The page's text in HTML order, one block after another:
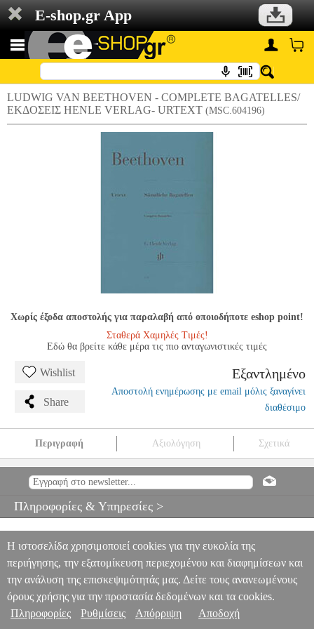
E-shop.gr App
LUDWIG VAN BEETHOVEN - COMPLETE BAGATELLES/
ΕΚΔΟΣΕΙΣ HENLE VERLAG- URTEXT (MSC.604196)
Χωρίς έξοδα αποστολής για παραλαβή από οποιοδήποτε eshop point!
Σταθερά Χαμηλές Τιμές!
Εδώ θα βρείτε κάθε μέρα τις πιο ανταγωνιστικές τιμές
Wishlist
Share
Εξαντλημένο
Αποστολή ενημέρωσης με email μόλις ξαναγίνει
διαθέσιμο
Περιγραφή Αξιολόγηση Σχετικά
ΕΚΔΟΣΕΙΣ HENLE VERLAG- URTEXT
MSC.604196
ΜΟΥΣΙΚΑ ΒΙΒΛΙΑ ΠΛΗΚΤΡΩΝ LUDWIG VAN BEETHOVEN -
0
Πληροφορίες & Υπηρεσίες >
Η ιστοσελίδα χρησιμοποιεί cookies για την ευκολία της
περιήγησης, την εξατομίκευση περιεχομένου και διαφημίσεων και
την ανάλυση της επισκεψιμότητάς μας. Δείτε τους ανανεωμένους
όρους χρήσης για την προστασία δεδομένων και τα cookies.
Πληροφορίες
Ρυθμίσεις Απόρριψη Αποδοχή